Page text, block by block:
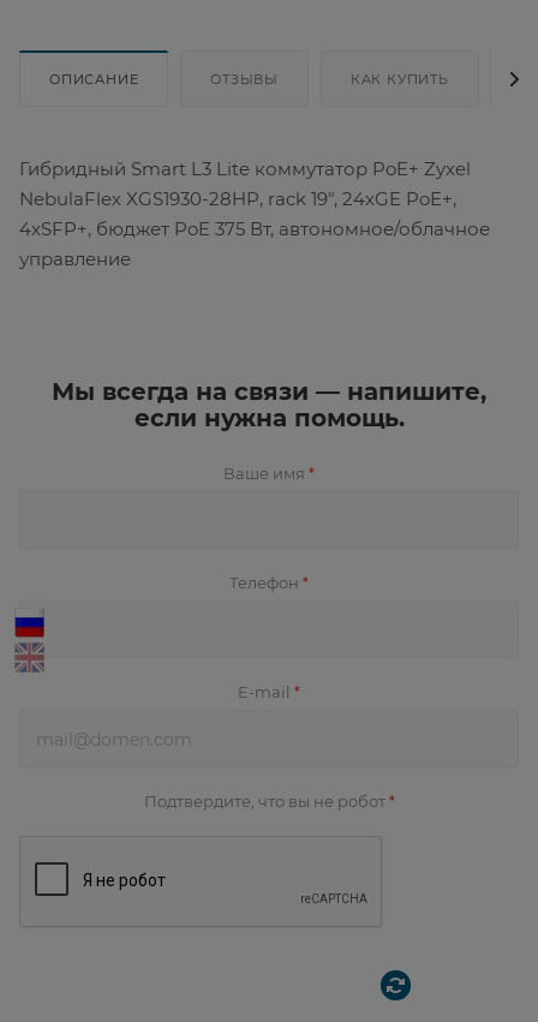
ОПИСАНИЕ ОТЗЫВЫ КАК КУПИТЬ
Гибридный Smart L3 Lite коммутатор PoE+ Zyxel
NebulaFlex XGS1930-28HP, rack 19", 24xGE PoE+,
4xSFP+, бюджет PoE 375 Вт, автономное/облачное
управление
Мы всегда на связи — напишите,
если нужна помощь.
Ваше имя *
Телефон *
E-mail *
Подтвердите, что вы не робот *